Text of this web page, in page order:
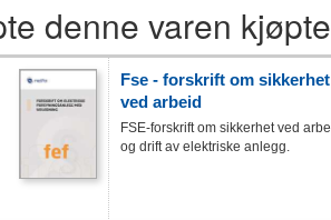
denne varen
Fse - forskrift om sikkerhet
ved arbeid
FSE-forskrift om sikkerhet ved
og drift av elektriske anlegg.